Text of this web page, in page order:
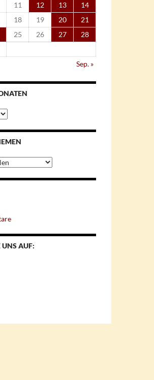
11 12 13
14
18 19 20
21
25 26 27
28
Sep. »
UNS AUF: